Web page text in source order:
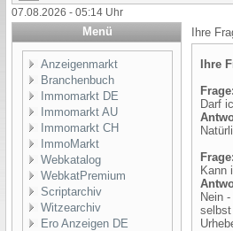
07.08.2026 - 05:14 Uhr
Menü
Anzeigenmarkt
Branchenbuch
Immomarkt DE
Immomarkt AU
Immomarkt CH
ImmoMarkt
Webkatalog
WebkatPremium
Scriptarchiv
Witzearchiv
Ero Anzeigen DE
Ihre
Ihre
Frage:
Darf
Frage:
Kann
Nein
selbst